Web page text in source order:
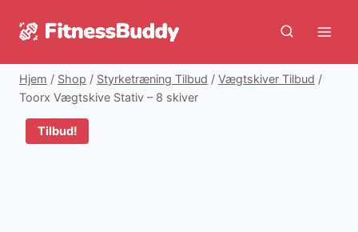
Hjem / Shop / Styrketræning Tilbud / Vægtskiver Tilbud /
Toorx Vægtskive Stativ – 8 skiver
Tilbud!